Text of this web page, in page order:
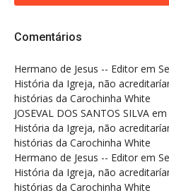
Comentários
Hermano de Jesus -- Editor em
História da Igreja, não
histórias da Carochinha White
JOSEVAL DOS SANTOS SILVA em
História da Igreja, não
histórias da Carochinha White
Hermano de Jesus -- Editor em
História da Igreja, não
histórias da Carochinha White